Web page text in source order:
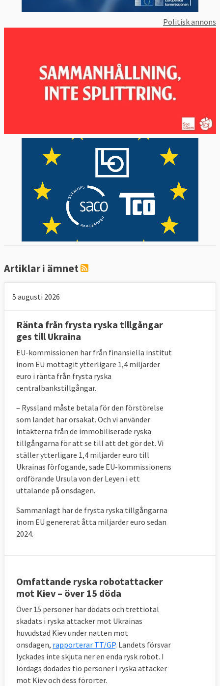
Politisk annons
Artiklar i ämnet
5 augusti 2026
Ränta från frysta ryska tillgångar
ges till Ukraina
EU-kommissionen har från finansiella institut
inom EU mottagit ytterligare 1,4 miljarder
euro i ränta från frysta ryska
centralbankstillgångar.
– Ryssland måste betala för den förstörelse
som landet har orsakat. Och vi använder
intäkterna från de immobiliserade ryska
tillgångarna för att se till att det gör det. Vi
ställer ytterligare 1,4 miljarder euro till
Ukrainas förfogande, sade EU-kommissionens
ordförande Ursula von der Leyen i ett
uttalande på onsdagen.
Sammanlagt har de frysta ryska tillgångarna
inom EU genererat åtta miljarder euro sedan
2024.
Omfattande ryska robotattacker
mot Kiev – över 15 döda
Över 15 personer har dödats och trettiotal
skadats i ryska attacker mot Ukrainas
huvudstad Kiev under natten mot
onsdagen, rapporterar TT/GP. Landets försvar
lyckades inte skjuta ner en enda rysk robot. I
lördags dödades tio personer i ryska attacker
mot Kiev och dess förorter.